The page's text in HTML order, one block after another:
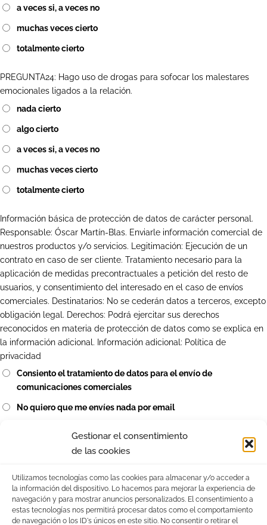
Gestionar el consentimiento
de las cookies
Utilizamos tecnologías como las cookies para almacenar y/o acceder a
la información del dispositivo. Lo hacemos para mejorar la experiencia de
navegación y para mostrar anuncios personalizados. El consentimiento a
estas tecnologías nos permitirá procesar datos como el comportamiento
de navegación o los ID's únicos en este sitio. No consentir o retirar el
a veces si, a veces no
muchas veces cierto
totalmente cierto
PREGUNTA24: Hago uso de drogas para sofocar los malestares
emocionales ligados a la relación.
nada cierto
algo cierto
a veces si, a veces no
muchas veces cierto
totalmente cierto
Información básica de protección de datos de carácter personal.
Responsable: Óscar Martín-Blas. Enviarle información comercial de
nuestros productos y/o servicios. Legitimación: Ejecución de un
contrato en caso de ser cliente. Tratamiento necesario para la
aplicación de medidas precontractuales a petición del resto de
usuarios, y consentimiento del interesado en el caso de envíos
comerciales. Destinatarios: No se cederán datos a terceros, excepto
obligación legal. Derechos: Podrá ejercitar sus derechos
reconocidos en materia de protección de datos como se explica en
la información adicional. Información adicional: Política de
privacidad
Consiento el tratamiento de datos para el envío de
comunicaciones comerciales
No quiero que me envíes nada por email
Esta última casilla es obligatorio marcarla:
He leído y entiendo la política de privacidad